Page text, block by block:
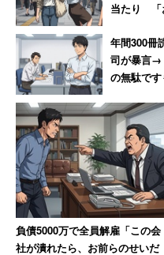
当たり 「
年間300冊
司が暴言→
の無駄で
負債5000万で全員解雇「この会
社が潰れたら、お前らのせいだ